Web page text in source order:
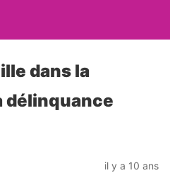
dans la
délinquance
il y a 10 ans